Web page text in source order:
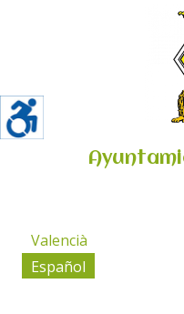
Valencià
Español